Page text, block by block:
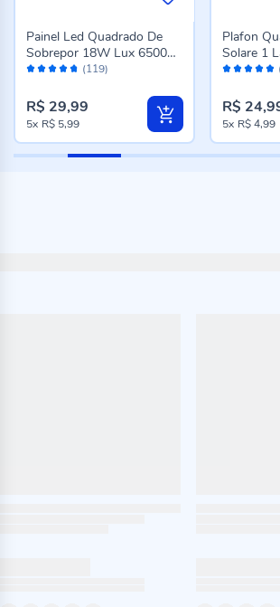
Avaliação: (119)
Painel Led Quadrado De
Sobrepor 18W Lux 6500K
Taschibra - Bivolt
R$ 29,99
5x R$ 5,99
Avaliação:
Plafon
Solare 1
Taschibra
R$
5x R$ 4,99